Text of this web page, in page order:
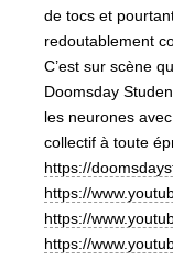
de tocs et
redoutablement
C’est sur scène
Doomsday
les neurones
collectif à toute
https://
https://
https://
https://